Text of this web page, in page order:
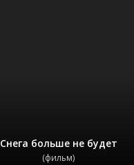
Снега больше не будет
(фильм)